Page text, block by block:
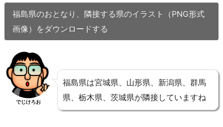
福島県のおとなり、隣接する県のイラスト（PNG形式
画像）をダウンロードする
でじけろお
福島県は宮城県、山形県、新潟県、群馬
県、栃木県、茨城県が隣接していますね